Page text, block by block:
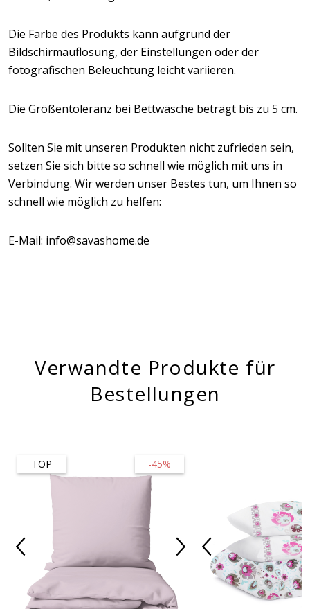
Die Farbe des Produkts kann aufgrund der
Bildschirmauflösung, der Einstellungen oder der
fotografischen Beleuchtung leicht variieren.
Die Größentoleranz bei Bettwäsche beträgt bis zu 5 cm.
Sollten Sie mit unseren Produkten nicht zufrieden sein,
setzen Sie sich bitte so schnell wie möglich mit uns in
Verbindung. Wir werden unser Bestes tun, um Ihnen so
schnell wie möglich zu helfen:
E-Mail: info@savashome.de
Verwandte Produkte für
Bestellungen
-45%
TOP